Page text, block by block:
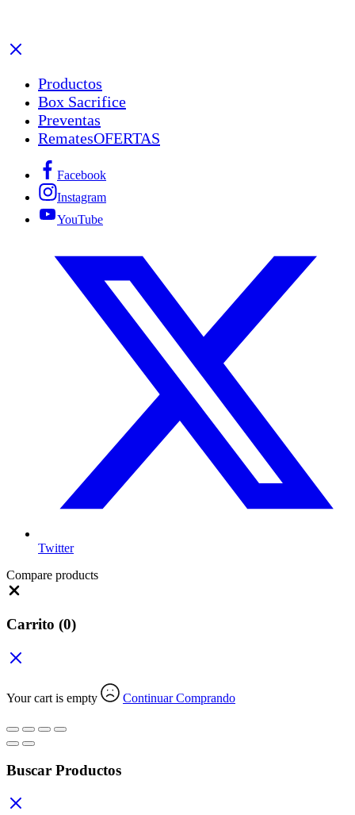
Productos
Box Sacrifice
Preventas
RematesOFERTAS
Facebook
Instagram
YouTube
Twitter
Compare products
Carrito (0)
Your cart is empty Continuar Comprando
Buscar Productos